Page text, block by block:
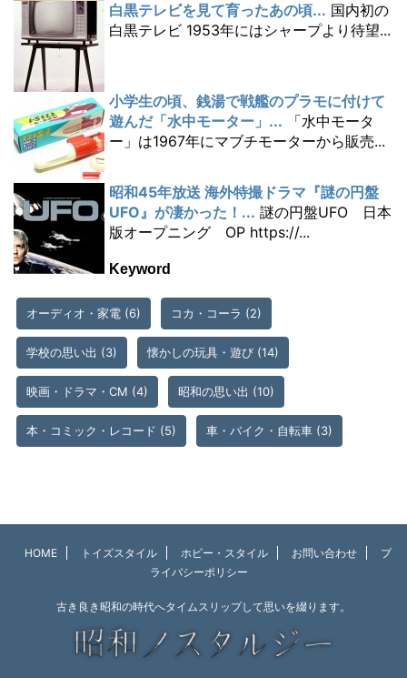
白黒テレビを見て育ったあの頃... 国内初の
白黒テレビ 1953年にはシャープより待望...
小学生の頃、銭湯で戦艦のプラモに付けて
遊んだ「水中モーター」...
「水中モータ
ー」は1967年にマブチモーターから販売...
昭和45年放送 海外特撮ドラマ『謎の円盤
UFO』が凄かった！... 謎の円盤UFO 日本
版オープニング OP https://...
Keyword
オーディオ・家電 (6) コカ・コーラ (2)
学校の思い出 (3) 懐かしの玩具・遊び (14)
映画・ドラマ・CM (4) 昭和の思い出 (10)
本・コミック・レコード (5) 車・バイク・自転車 (3)
HOME トイズスタイル ホビー・スタイル お問い合わせ
プ
ライバシーポリシー
古き良き昭和の時代へタイムスリップして思いを綴ります。